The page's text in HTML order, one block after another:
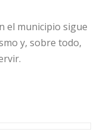
el municipio sigue
y, sobre todo,